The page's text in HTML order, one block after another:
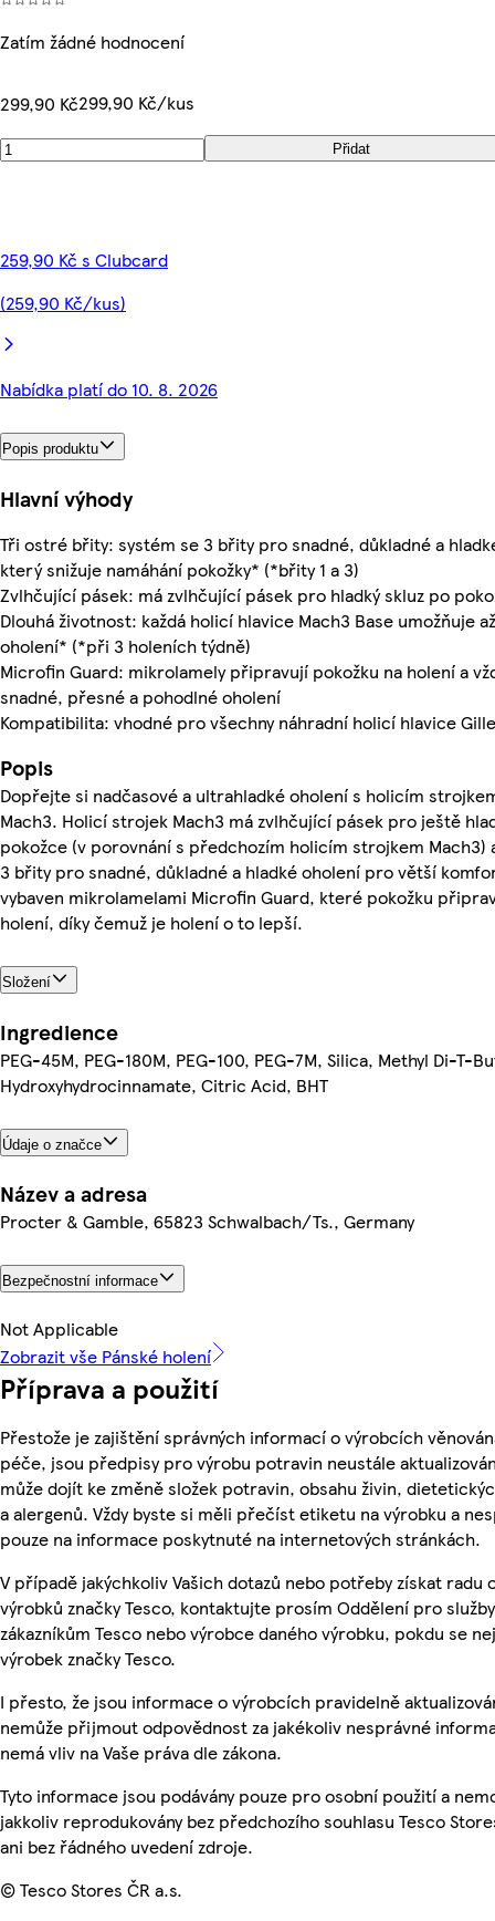
Zatím žádné hodnocení
299,90 Kč299,90 Kč/kus
Přidat
259,90 Kč s Clubcard
(259,90 Kč/kus)
Nabídka platí do 10. 8. 2026
Popis produktu
Hlavní výhody
Tři ostré břity: systém se 3 břity pro snadné, důkladné a
který snižuje namáhání pokožky* (*břity 1 a 3)
Zvlhčující pásek: má zvlhčující pásek pro hladký skluz po
Dlouhá životnost: každá holicí hlavice Mach3 Base umožňuje
oholení* (*při 3 holeních týdně)
Microfin Guard: mikrolamely připravují pokožku na holení a
snadné, přesné a pohodlné oholení
Kompatibilita: vhodné pro všechny náhradní holicí hlavice
Popis
Dopřejte si nadčasové a ultrahladké oholení s holicím
Mach3. Holicí strojek Mach3 má zvlhčující pásek pro ještě
pokožce (v porovnání s předchozím holicím strojkem Mach3)
3 břity pro snadné, důkladné a hladké oholení pro větší
vybaven mikrolamelami Microfin Guard, které pokožku
holení, díky čemuž je holení o to lepší.
Složení
Ingredience
PEG-45M, PEG-180M, PEG-100, PEG-7M, Silica, Methyl Di-T-
Hydroxyhydrocinnamate, Citric Acid, BHT
Údaje o značce
Název a adresa
Procter & Gamble, 65823 Schwalbach/Ts., Germany
Bezpečnostní informace
Not Applicable
Zobrazit vše Pánské holení
Příprava a použití
Přestože je zajištění správných informací o výrobcích
péče, jsou předpisy pro výrobu potravin neustále
může dojít ke změně složek potravin, obsahu živin,
a alergenů. Vždy byste si měli přečíst etiketu na výrobku a
pouze na informace poskytnuté na internetových stránkách.
V případě jakýchkoliv Vašich dotazů nebo potřeby získat radu
výrobků značky Tesco, kontaktujte prosím Oddělení pro služby
zákazníkům Tesco nebo výrobce daného výrobku, pokdu se
výrobek značky Tesco.
I přesto, že jsou informace o výrobcích pravidelně
nemůže přijmout odpovědnost za jakékoliv nesprávné
nemá vliv na Vaše práva dle zákona.
Tyto informace jsou podávány pouze pro osobní použití a
jakkoliv reprodukovány bez předchozího souhlasu Tesco
ani bez řádného uvedení zdroje.
© Tesco Stores ČR a.s.